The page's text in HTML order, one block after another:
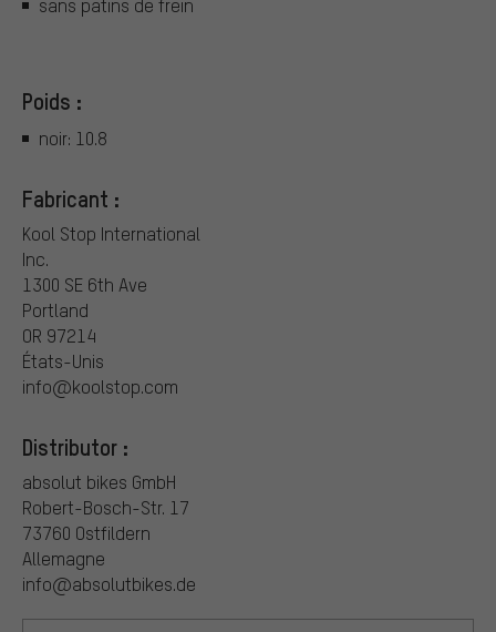
sans patins de frein
Poids :
noir: 10.8
Fabricant :
Kool Stop International
Inc.
1300 SE 6th Ave
Portland
OR 97214
États-Unis
info@koolstop.com
Distributor :
absolut bikes GmbH
Robert-Bosch-Str. 17
73760 Ostfildern
Allemagne
info@absolutbikes.de